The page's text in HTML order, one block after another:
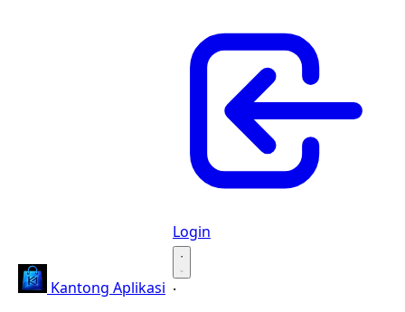
Kantong Aplikasi
Login
·
·